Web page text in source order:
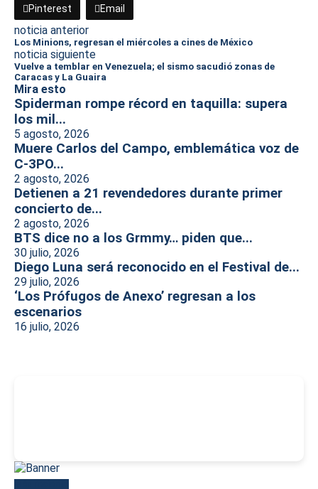
Pinterest Email
noticia anterior
Los Minions, regresan el miércoles a cines de México
noticia siguiente
Vuelve a temblar en Venezuela; el sismo sacudió zonas de
Caracas y La Guaira
Mira esto
Spiderman rompe récord en taquilla: supera
los mil...
5 agosto, 2026
Muere Carlos del Campo, emblemática voz de
C-3PO...
2 agosto, 2026
Detienen a 21 revendedores durante primer
concierto de...
2 agosto, 2026
BTS dice no a los Grmmy… piden que...
30 julio, 2026
Diego Luna será reconocido en el Festival de...
29 julio, 2026
‘Los Prófugos de Anexo’ regresan a los
escenarios
16 julio, 2026